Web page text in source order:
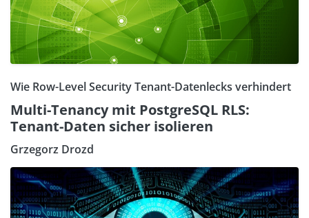
Wie Row-Level Security Tenant-Datenlecks verhindert
Multi-Tenancy mit PostgreSQL RLS:
Tenant-Daten sicher isolieren
Grzegorz Drozd